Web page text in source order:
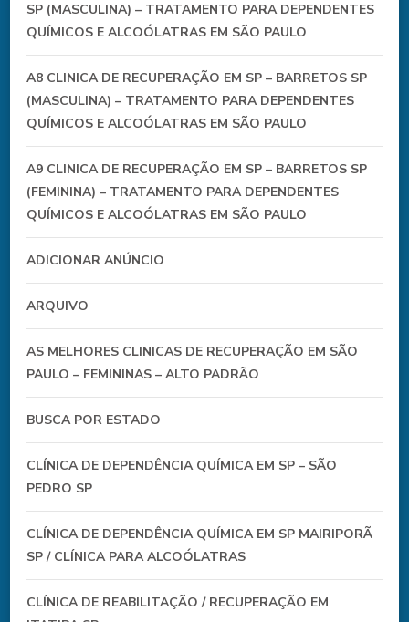
SP (MASCULINA) – TRATAMENTO PARA DEPENDENTES
QUÍMICOS E ALCOÓLATRAS EM SÃO PAULO
A8 CLINICA DE RECUPERAÇÃO EM SP – BARRETOS SP
(MASCULINA) – TRATAMENTO PARA DEPENDENTES
QUÍMICOS E ALCOÓLATRAS EM SÃO PAULO
A9 CLINICA DE RECUPERAÇÃO EM SP – BARRETOS SP
(FEMININA) – TRATAMENTO PARA DEPENDENTES
QUÍMICOS E ALCOÓLATRAS EM SÃO PAULO
ADICIONAR ANÚNCIO
ARQUIVO
AS MELHORES CLINICAS DE RECUPERAÇÃO EM SÃO
PAULO – FEMININAS – ALTO PADRÃO
BUSCA POR ESTADO
CLÍNICA DE DEPENDÊNCIA QUÍMICA EM SP – SÃO
PEDRO SP
CLÍNICA DE DEPENDÊNCIA QUÍMICA EM SP MAIRIPORÃ
SP / CLÍNICA PARA ALCOÓLATRAS
CLÍNICA DE REABILITAÇÃO / RECUPERAÇÃO EM